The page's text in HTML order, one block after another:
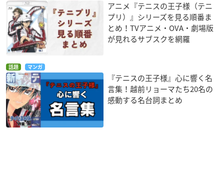
アニメ『テニスの王子様（テニ
プリ）』シリーズを見る順番ま
とめ！TVアニメ・OVA・劇場版
が見れるサブスクを網羅
話題 マンガ
『テニスの王子様』心に響く名
言集！越前リョーマたち20名の
感動する名台詞まとめ